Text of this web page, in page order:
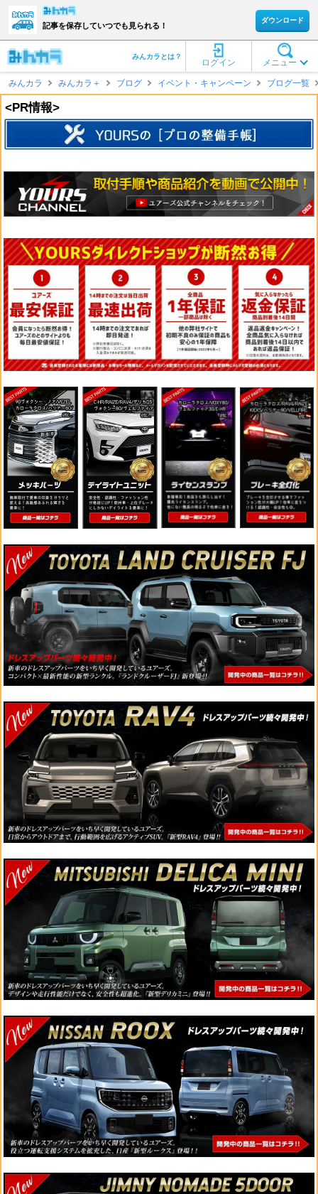
記事を保存していつでも見られる！
ダウンロード
メニュー
ログイン
みんカラとは？
みんカラ みんカラ＋ ブログ イベント・キャンペーン ブログ一覧
<PR情報>